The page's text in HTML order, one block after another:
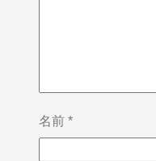
名前 *